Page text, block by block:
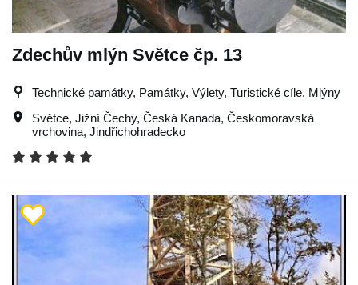
Zdechův mlýn Světce čp. 13
Technické památky, Památky, Výlety, Turistické cíle, Mlýny
Světce, Jižní Čechy, Česká Kanada, Českomoravská
vrchovina, Jindřichohradecko